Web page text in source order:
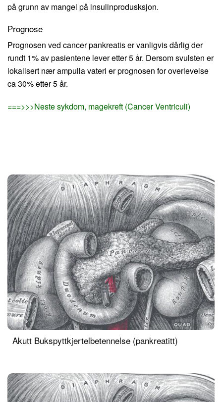
på grunn av mangel på insulinprodusksjon.
Prognose
Prognosen ved cancer pankreatis er vanligvis dårlig der
rundt 1% av pasientene lever etter 5 år. Dersom svulsten er
lokalisert nær ampulla vateri er prognosen for overlevelse
ca 30% etter 5 år.
===>>>Neste sykdom, magekreft (Cancer Ventriculi)
Akutt Bukspyttkjertelbetennelse (pankreatitt)